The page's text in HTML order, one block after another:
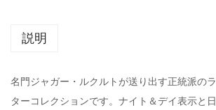
説明
名門ジャガー・ルクルトが送り出す正統派の
ターコレクションです。ナイト＆デイ表示と